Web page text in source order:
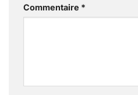
Commentaire *